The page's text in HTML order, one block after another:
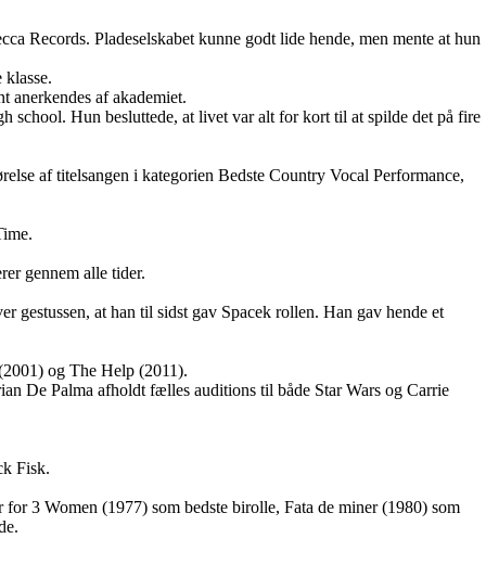
Records. Pladeselskabet kunne godt lide hende, men mente at hun
af akademiet.
school. Hun besluttede, at livet var alt for kort til at spilde det på fire
af titelsangen i kategorien Bedste Country Vocal Performance,
gennem alle tider.
at han til sidst gav Spacek rollen. Han gav hende et
og The Help (2011).
De Palma afholdt fælles auditions til både Star Wars og Carrie
Fisk.
3 Women (1977) som bedste birolle, Fata de miner (1980) som